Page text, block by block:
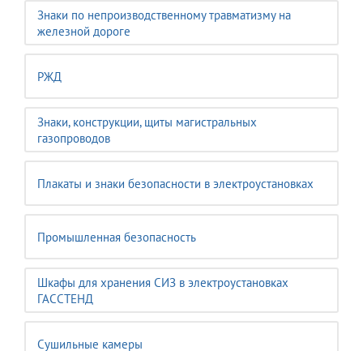
Знаки по непроизводственному травматизму на
железной дороге
РЖД
Знаки, конструкции, щиты магистральных
газопроводов
Плакаты и знаки безопасности в электроустановках
Промышленная безопасность
Шкафы для хранения СИЗ в электроустановках
ГАССТЕНД
Сушильные камеры